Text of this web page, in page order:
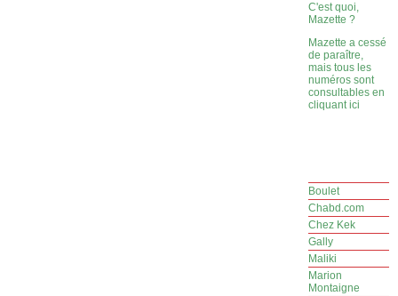
C'est quoi,
Mazette ?
Mazette a cessé
de paraître,
mais tous les
numéros sont
consultables en
cliquant ici
Boulet
Chabd.com
Chez Kek
Gally
Maliki
Marion
Montaigne